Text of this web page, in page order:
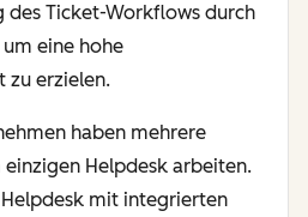
des Ticket-Workflows durch
eine hohe
zu erzielen.
haben mehrere
einzigen Helpdesk arbeiten.
Helpdesk mit integrierten